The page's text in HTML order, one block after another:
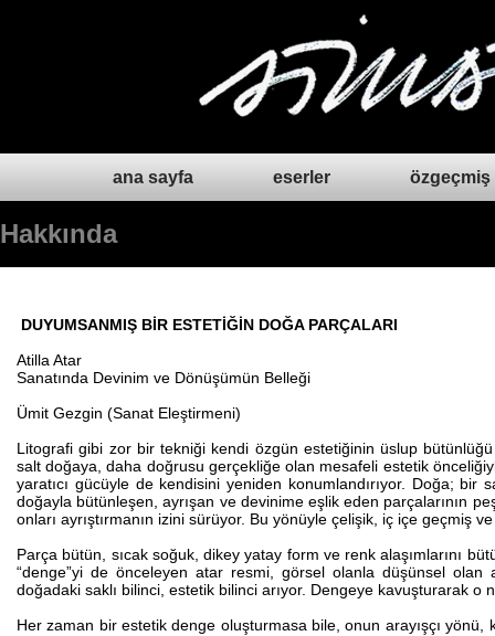
ana sayfa eserler özgeçmiş
Hakkında
DUYUMSANMIŞ BİR ESTETİĞİN DOĞA PARÇALARI
Atilla Atar
Sanatında Devinim ve Dönüşümün Belleği
Ümit Gezgin (Sanat Eleştirmeni)
Litografi gibi zor bir tekniği kendi özgün estetiğinin üslup
salt doğaya, daha doğrusu gerçekliğe olan mesafeli estetik
yaratıcı gücüyle de kendisini yeniden konumlandırıyor. Doğa; bir
doğayla bütünleşen, ayrışan ve devinime eşlik eden parçalarının
onları ayrıştırmanın izini sürüyor. Bu yönüyle çelişik, iç içe geçmiş
Parça bütün, sıcak soğuk, dikey yatay form ve renk alaşımlarını
“denge”yi de önceleyen atar resmi, görsel olanla düşünsel
doğadaki saklı bilinci, estetik bilinci arıyor. Dengeye kavuşturarak o
Her zaman bir estetik denge oluşturmasa bile, onun arayışçı